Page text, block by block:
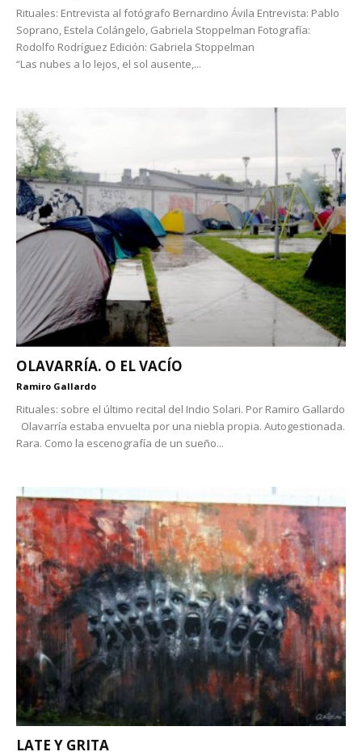
Rituales: Entrevista al fotógrafo Bernardino Ávila Entrevista: Pablo
Soprano, Estela Colángelo, Gabriela Stoppelman Fotografía:
Rodolfo Rodríguez Edición: Gabriela Stoppelman
“Las nubes a lo lejos, el sol ausente,...
OLAVARRÍA. O EL VACÍO
Ramiro Gallardo
Rituales: sobre el último recital del Indio Solari. Por Ramiro Gallardo
Olavarría estaba envuelta por una niebla propia. Autogestionada.
Rara. Como la escenografía de un sueño...
LATE Y GRITA